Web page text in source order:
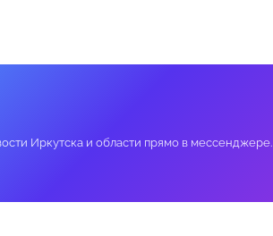
Иркутска и области прямо в мессенджере.